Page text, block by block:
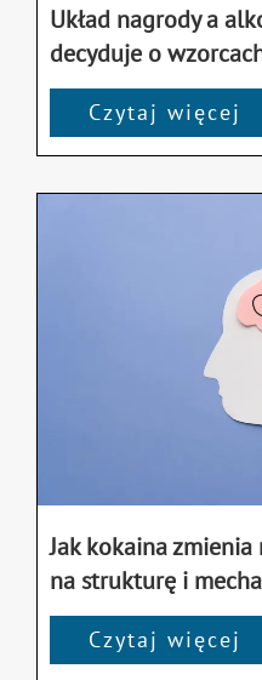
Układ nagrody a
decyduje o
Czytaj więcej
Jak kokaina
na strukturę i
Czytaj więcej